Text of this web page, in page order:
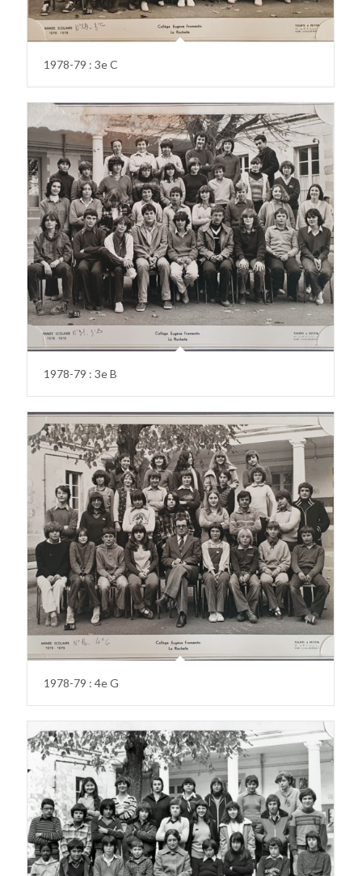
1978-79 : 3e C
1978-79 : 3e B
1978-79 : 4e G